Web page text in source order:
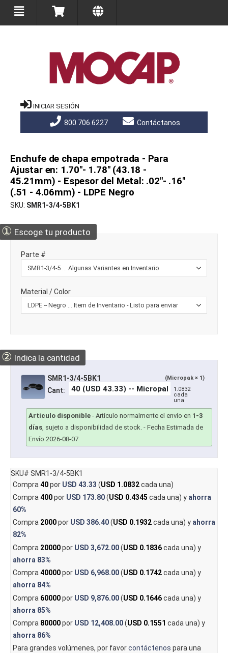
INICIAR SESIÓN
800.706.6227 Contáctanos
Enchufe de chapa empotrada - Para
Ajustar en: 1.70"- 1.78" (43.18 -
45.21mm) - Espesor del Metal: .02"- .16"
(.51 - 4.06mm) - LDPE Negro
SKU SMR1-3/4-5BK1
① Escoge tu producto
Parte #
Material / Color
② Indica la cantidad
SMR1-3/4-5BK1 (Micropak × 1)
Cant:
1.0832
cada
una
Artículo disponible - Artículo normalmente el envío en 1-3
días, sujeto a disponibilidad de stock. - Fecha Estimada de
Envío 2026-08-07
SKU# SMR1-3/4-5BK1
Compra 40por USD 43.33 (USD 1.0832cada una)
Compra 400por USD 173.80(USD 0.4345 cada una) y ahorra
60%
Compra 2000por USD 386.40(USD 0.1932cada una) y ahorra
82%
Compra 20000por USD 3,672.00(USD 0.1836cada una) y
ahorra 83%
Compra40000por USD 6,968.00(USD 0.1742cada una) y
ahorra 84%
Compra 60000por USD 9,876.00(USD 0.1646cada una) y
ahorra 85%
Compra 80000por USD 12,408.00(USD 0.1551 cada una) y
ahorra 86%
Para grandes volúmenes, por favorcontáctenos para una